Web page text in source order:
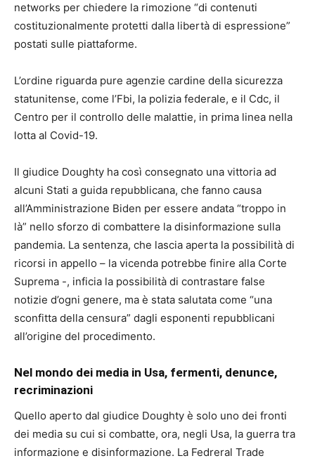
networks per chiedere la rimozione “di contenuti
costituzionalmente protetti dalla libertà di espressione”
postati sulle piattaforme.
L’ordine riguarda pure agenzie cardine della sicurezza
statunitense, come l’Fbi, la polizia federale, e il Cdc, il
Centro per il controllo delle malattie, in prima linea nella
lotta al Covid-19.
Il giudice Doughty ha così consegnato una vittoria ad
alcuni Stati a guida repubblicana, che fanno causa
all’Amministrazione Biden per essere andata “troppo in
là” nello sforzo di combattere la disinformazione sulla
pandemia. La sentenza, che lascia aperta la possibilità di
ricorsi in appello – la vicenda potrebbe finire alla Corte
Suprema -, inficia la possibilità di contrastare false
notizie d’ogni genere, ma è stata salutata come “una
sconfitta della censura” dagli esponenti repubblicani
all’origine del procedimento.
Nel mondo dei media in Usa, fermenti, denunce,
recriminazioni
Quello aperto dal giudice Doughty è solo uno dei fronti
dei media su cui si combatte, ora, negli Usa, la guerra tra
informazione e disinformazione. La Fedreral Trade